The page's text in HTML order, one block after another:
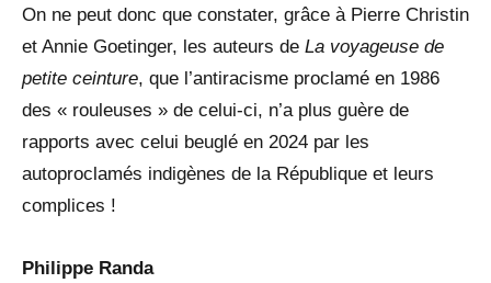
On ne peut donc que constater, grâce à Pierre Christin
et Annie Goetinger, les auteurs de La voyageuse de
petite ceinture, que l’antiracisme proclamé en 1986
des « rouleuses » de celui-ci, n’a plus guère de
rapports avec celui beuglé en 2024 par les
autoproclamés indigènes de la République et leurs
complices !
Philippe Randa